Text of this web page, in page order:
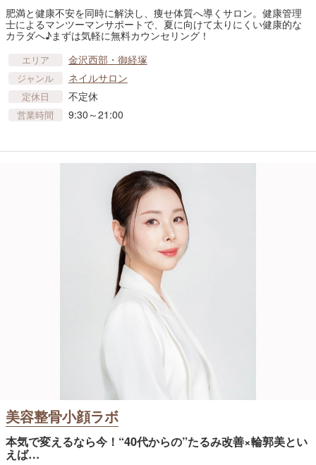
肥満と健康不安を同時に解決し、痩せ体質へ導くサロン。健康管理
士によるマンツーマンサポートで、夏に向けて太りにくい健康的な
カラダへ♪まずは気軽に無料カウンセリング！
エリア 金沢西部・御経塚
ジャンル ネイルサロン
定休日 不定休
営業時間 9:30～21:00
美容整骨小顔ラボ
本気で変えるなら今！“40代からの”たるみ改善×輪郭美とい
えば…